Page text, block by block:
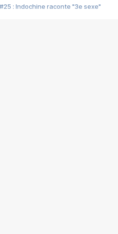
#25 : Indochine raconte "3e sexe"